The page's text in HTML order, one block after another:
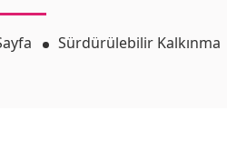
Sürdürülebilir Kalkınma